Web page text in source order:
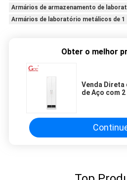
Armários de armazenamento de
Armários de laboratório metálicos de 1
Obter o melhor
Venda Direta
de Aço com